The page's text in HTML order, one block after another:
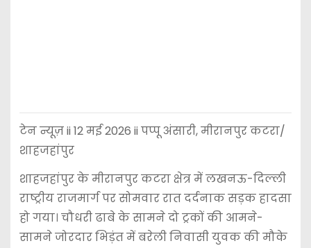
टेन न्यूज़ ii 12 मई 2026 ii पप्पू अंसारी, मीरानपुर कटरा/
शाहजहांपुर
शाहजहांपुर के मीरानपुर कटरा क्षेत्र में लखनऊ-दिल्ली
राष्ट्रीय राजमार्ग पर सोमवार रात दर्दनाक सड़क हादसा
हो गया। चौधरी ढाबे के सामने दो ट्रकों की आमने-
सामने जोरदार भिड़ंत में बरेली निवासी युवक की मौके